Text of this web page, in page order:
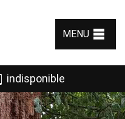
MENU
indisponible